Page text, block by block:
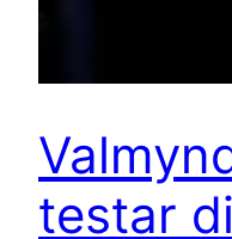
testar